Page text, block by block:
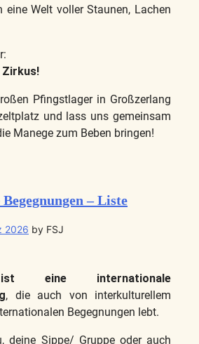
Welt voller Staunen, Lachen
Zirkus!
Pfingstlager in Großzerlang
und lass uns gemeinsam
Manege zum Beben bringen!
– Liste
2026 by FSJ
ist eine
internationale
, die auch von interkulturellem
Begegnungen lebt.
deine Sippe/ Gruppe oder auch